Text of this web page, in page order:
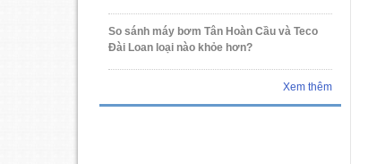
So sánh máy bơm Tân Hoàn Cầu và Teco
Đài Loan loại nào khỏe hơn?
Xem thêm